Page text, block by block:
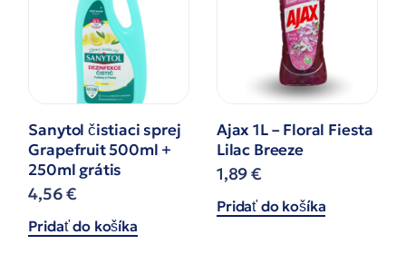
Sanytol čistiaci sprej
Grapefruit 500ml +
250ml grátis
4,56€
Pridať do košíka
Ajax 1L – Floral Fiesta
Lilac Breeze
1,89€
Pridať do košíka